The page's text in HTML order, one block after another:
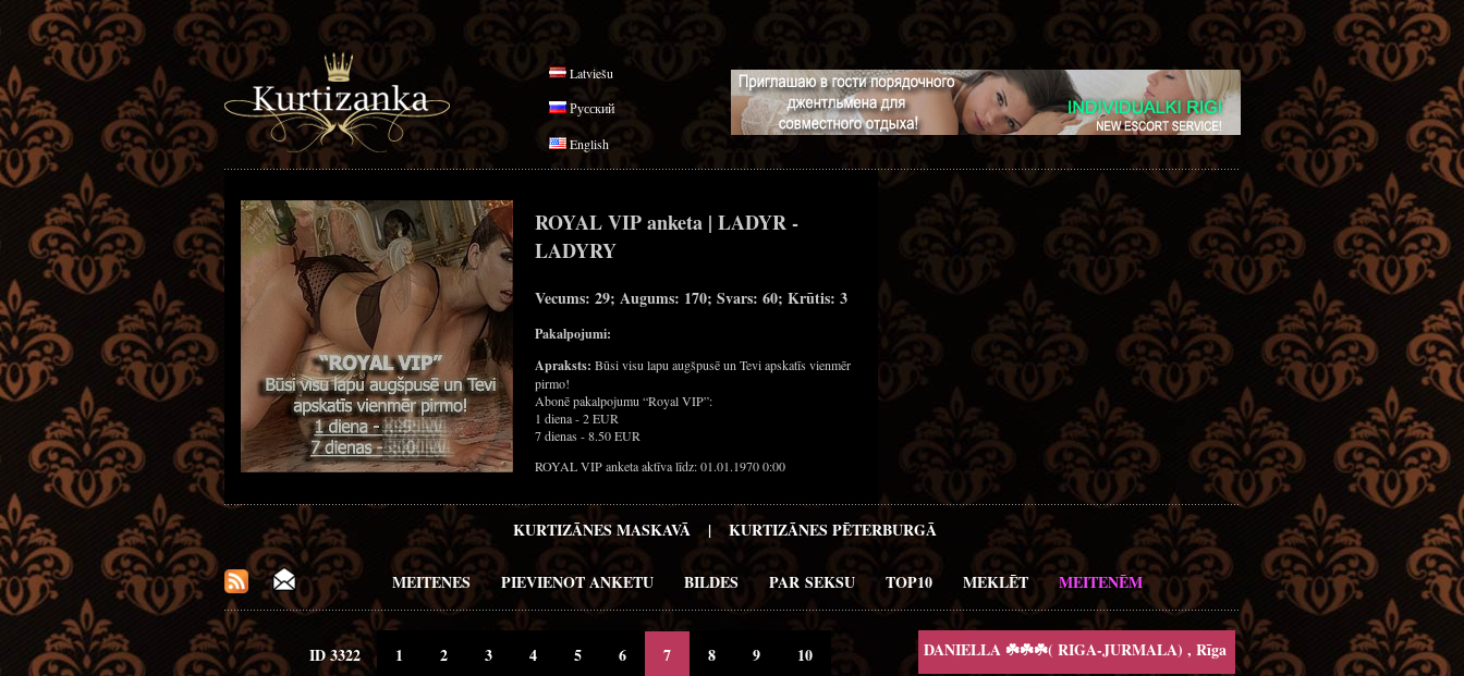
Latviešu
Русский
English
ROYAL VIP anketa | LADYR -
LADYRY
Vecums: 29; Augums: 170; Svars: 60; Krūtis: 3
Pakalpojumi:
Apraksts: Būsi visu lapu augšpusē un Tevi apskatīs vienmēr
pirmo!
Abonē pakalpojumu “Royal VIP”:
1 diena - 2 EUR
7 dienas - 8.50 EUR
ROYAL VIP anketa aktīva līdz: 01.01.1970 0:00
KURTIZĀNES MASKAVĀ | KURTIZĀNES PĒTERBURGĀ
MEITENES PIEVIENOT ANKETU BILDES PAR SEKSU TOP10 MEKLĒT MEITENĒM
ID 3322 1 2 3 4 5 6 7 8 9 10 DANIELLA ☘️☘️☘️( RIGA-JURMALA) , Rīga